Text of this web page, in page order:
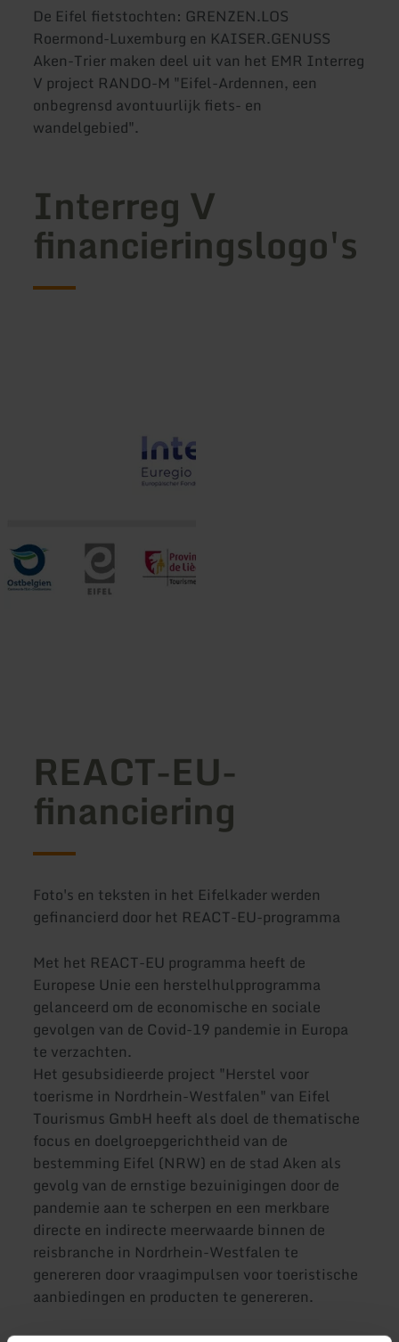
De Eifel fietstochten: GRENZEN.LOS
Roermond-Luxemburg en KAISER.GENUSS
Aken-Trier maken deel uit van het EMR Interreg
V project RANDO-M "Eifel-Ardennen, een
onbegrensd avontuurlijk fiets- en
wandelgebied".
Interreg V
financieringslogo's
REACT-EU-
financiering
Foto's en teksten in het Eifelkader werden
gefinancierd door het REACT-EU-programma
Met het REACT-EU programma heeft de
Europese Unie een herstelhulpprogramma
gelanceerd om de economische en sociale
gevolgen van de Covid-19 pandemie in Europa
te verzachten.
Het gesubsidieerde project "Herstel voor
toerisme in Nordrhein-Westfalen" van Eifel
Tourismus GmbH heeft als doel de thematische
focus en doelgroepgerichtheid van de
bestemming Eifel (NRW) en de stad Aken als
gevolg van de ernstige bezuinigingen door de
pandemie aan te scherpen en een merkbare
directe en indirecte meerwaarde binnen de
reisbranche in Nordrhein-Westfalen te
genereren door vraagimpulsen voor toeristische
aanbiedingen en producten te genereren.